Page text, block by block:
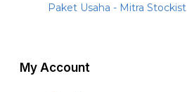
Paket Usaha - Mitra Stockist
My Account